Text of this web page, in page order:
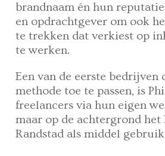
brandnaam én hun
en opdrachtgever om ook
te trekken dat verkiest op
te werken.
Een van de eerste bedrijven
methode toe te passen, is
freelancers via hun eigen
maar op de achtergrond het
Randstad als middel